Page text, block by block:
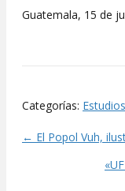
Guatemala, 15 de
Categorías:
Posts
← El Popol Vuh,